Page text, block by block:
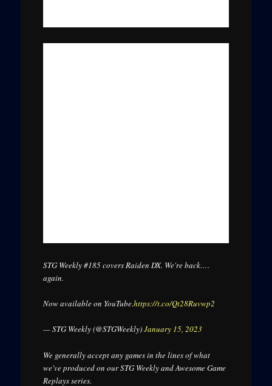
STG Weekly #185 covers Raiden DX. We're back….
again.
Now available on YouTube.https://t.co/Qt28Ruvwp2
— STG Weekly (@STGWeekly)January 15, 2023
We generally accept any games in the lines of what
we've produced on our STG Weekly and Awesome Game
Replays series.